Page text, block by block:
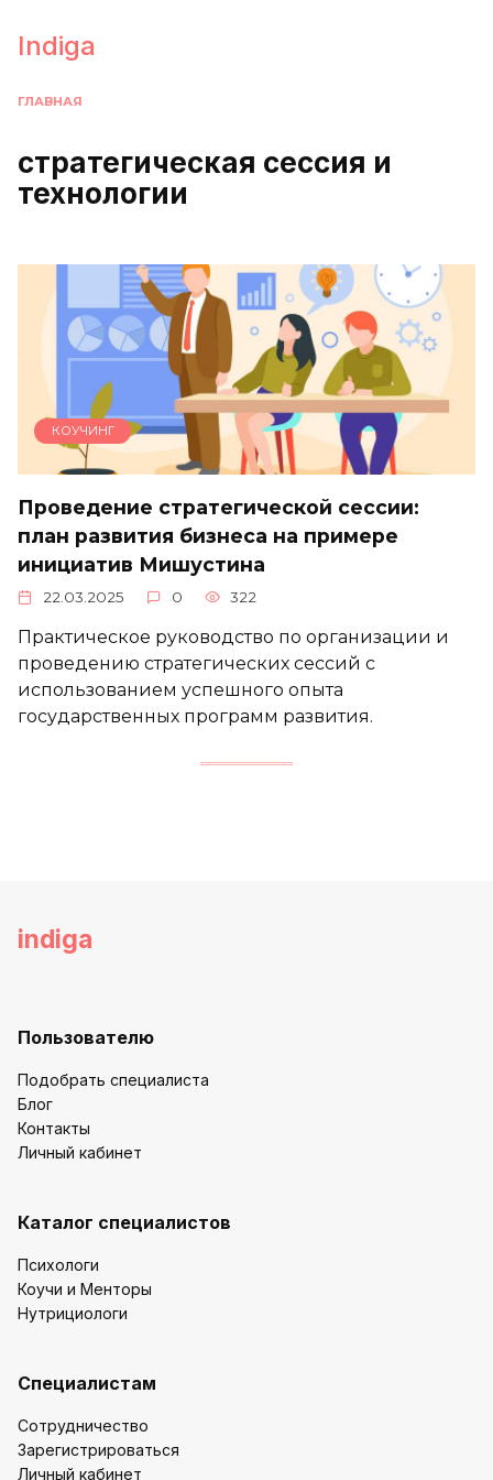
содержанию
Indiga
ГЛАВНАЯ
стратегическая сессия и
технологии
КОУЧИНГ
Проведение стратегической сессии:
план развития бизнеса на примере
инициатив Мишустина
22.03.2025 0 322
Практическое руководство по организации и
проведению стратегических сессий с
использованием успешного опыта
государственных программ развития.
indiga
Пользователю
Подобрать специалиста
Блог
Контакты
Личный кабинет
Каталог специалистов
Психологи
Коучи и Менторы
Нутрициологи
Специалистам
Сотрудничество
Зарегистрироваться
Личный кабинет